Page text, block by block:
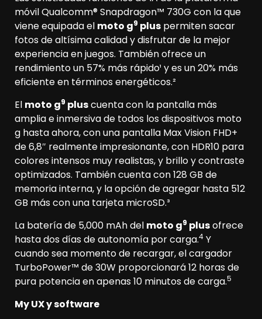
móvil Qualcomm® Snapdragon™ 730G con la que
viene equipada el moto g9 plus permiten sacar
fotos de altísima calidad y disfrutar de la mejor
experiencia en juegos. También ofrece un
rendimiento un 57% más rápido¹ y es un 20% más
eficiente en términos energéticos.²
El moto g9 pluscuenta con la pantalla más
amplia e inmersiva de todos los dispositivos moto
g hasta ahora, con una pantalla Max Vision FHD+
de 6,8″ realmente impresionante, con HDR10 para
colores intensos muy realistas, y brillo y contraste
optimizados. También cuenta con 128 GB de
memoria interna, y la opción de agregar hasta 512
GB más con una tarjeta microSD.³
La batería de 5,000 mAh del moto g9 plusofrece
hasta dos días de autonomía por carga.4 Y
cuando sea momento de recargar, el cargador
TurboPower™ de 30W proporcionará 12 horas de
pura potencia en apenas 10 minutos de carga.5
My UX y software